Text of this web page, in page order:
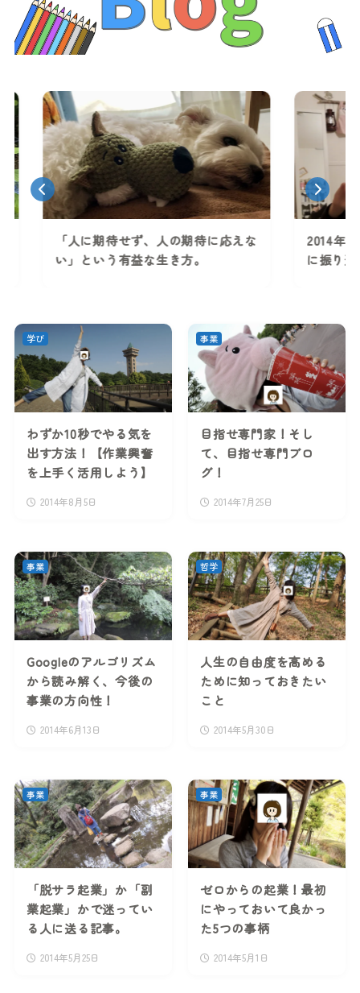
Previous
2014年1月からの軌跡。起業13年目
に振り返る人生の美学。
視座
ージ
わずか10秒でやる気を
出す方法！【作業興奮
を上手く活用しよう】
2014年8月5日
学び
目指せ専門家！そし
て、目指せ専門ブロ
グ！
2014年7月25日
事業
Googleのアルゴリズム
から読み解く、今後の
事業の方向性！
2014年6月13日
事業
人生の自由度を高める
ために知っておきたい
こと
2014年5月30日
哲学
「脱サラ起業」か「副
業起業」かで迷ってい
る人に送る記事。
2014年5月25日
事業
ゼロからの起業！最初
にやっておいて良かっ
た5つの事柄
2014年5月1日
事業